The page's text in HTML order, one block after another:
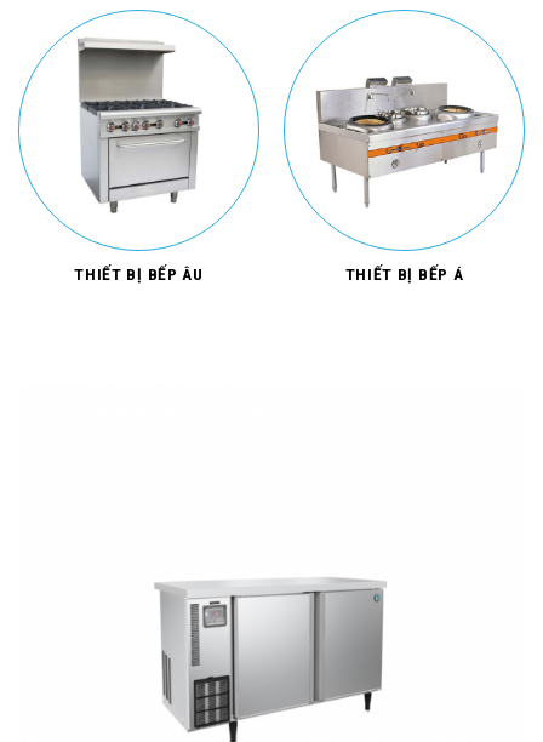
THIẾT BỊ BẾP ÂU THIẾT BỊ BẾP Á